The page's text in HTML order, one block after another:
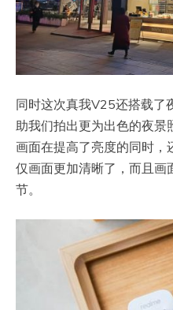
同时这次真我V25还搭载了
助我们拍出更为出色的夜
画面在提高了亮度的同时，
仅画面更加清晰了，而且画
节。